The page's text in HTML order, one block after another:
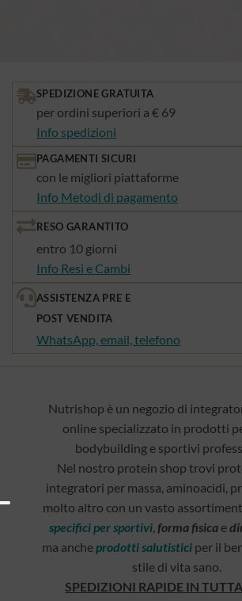
SPEDIZIONE GRATUITA
per ordini superiori a € 69
Info spedizioni
PAGAMENTI SICURI
con le migliori piattaforme
Info Metodi di pagamento
RESO GARANTITO
entro 10 giorni
Info Resi e Cambi
ASSISTENZA PRE E
POST VENDITA
WhatsApp, email, telefono
Nutrishop è un negozio di
online specializzato in prodotti
bodybuilding e sportivi
Nel nostro protein shop trovi
integratori per massa, aminoacidi,
molto altro con un vasto
specifici per sportivi, forma fisicae
ma anche prodotti salutistici per il
stile di vita sano.
SPEDIZIONI RAPIDE IN